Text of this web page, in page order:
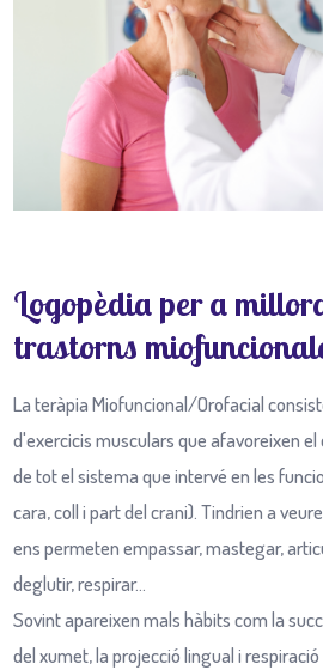
Logopèdia per a
trastorns
La teràpia Miofuncional/Orofacial
d'exercicis musculars que afavoreixen
de tot el sistema que intervé en les
cara, coll i part del crani). Tindrien a
ens permeten empassar, mastegar,
deglutir, respirar...
Sovint apareixen mals hàbits com la
del xumet, la projecció lingual i